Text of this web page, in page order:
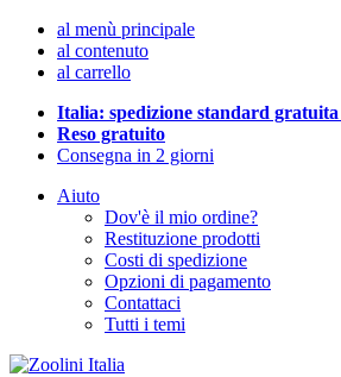
al menù principale
al contenuto
al carrello
Italia: spedizione standard gratuita
Reso gratuito
Consegna in 2 giorni
Aiuto
Dov'è il mio ordine?
Restituzione prodotti
Costi di spedizione
Opzioni di pagamento
Contattaci
Tutti i temi